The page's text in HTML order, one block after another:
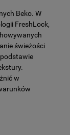
Beko. W
FreshLock,
świeżości
podstawie
w